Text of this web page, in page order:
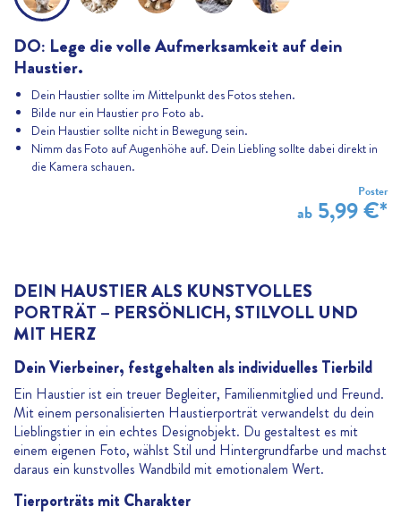
DO: Lege die volle Aufmerksamkeit auf dein
Haustier.
Dein Haustier sollte im Mittelpunkt des Fotos stehen.
Bilde nur ein Haustier pro Foto ab.
Dein Haustier sollte nicht in Bewegung sein.
Nimm das Foto auf Augenhöhe auf. Dein Liebling sollte dabei direkt in
die Kamera schauen.
Poster
ab5,99 €*
DEIN HAUSTIER ALS KUNSTVOLLES
PORTRÄT – PERSÖNLICH, STILVOLL UND
MIT HERZ
Dein Vierbeiner, festgehalten als individuelles Tierbild
Ein Haustier ist ein treuer Begleiter, Familienmitglied und Freund.
Mit einem personalisierten Haustierporträt verwandelst du dein
Lieblingstier in ein echtes Designobjekt. Du gestaltest es mit
einem eigenen Foto, wählst Stil und Hintergrundfarbe und machst
daraus ein kunstvolles Wandbild mit emotionalem Wert.
Tierporträts mit Charakter